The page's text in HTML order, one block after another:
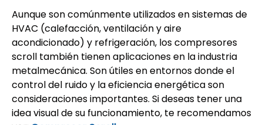
Aunque son comúnmente utilizados en sistemas de
HVAC (calefacción, ventilación y aire
acondicionado) y refrigeración, los compresores
scroll también tienen aplicaciones en la industria
metalmecánica. Son útiles en entornos donde el
control del ruido y la eficiencia energética son
consideraciones importantes. Si deseas tener una
idea visual de su funcionamiento, te recomendamos